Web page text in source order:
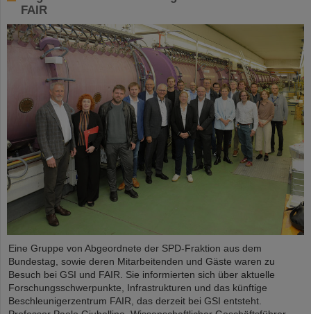
FAIR
Eine Gruppe von Abgeordnete der SPD-Fraktion aus dem
Bundestag, sowie deren Mitarbeitenden und Gäste waren zu
Besuch bei GSI und FAIR. Sie informierten sich über aktuelle
Forschungsschwerpunkte, Infrastrukturen und das künftige
Beschleunigerzentrum FAIR, das derzeit bei GSI entsteht.